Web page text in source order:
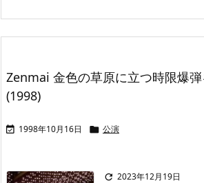
Zenmai 金色の草原に立つ時限爆
(1998)
 1998年10月16日  公演
 2023年12月19日